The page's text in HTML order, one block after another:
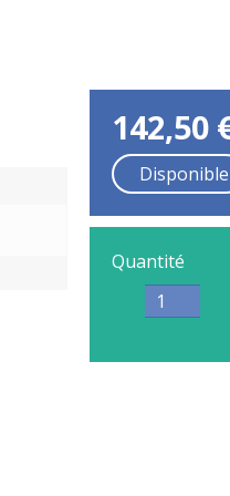
142,50
Disponible
Quantité